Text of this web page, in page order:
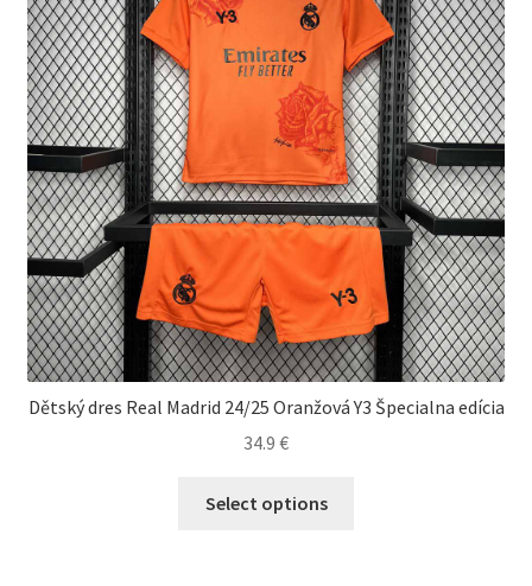
vybrať
na
stránke
produktu.
Dětský dres Real Madrid 24/25 Oranžová Y3 Špecialna edícia
34.9 €
Select options